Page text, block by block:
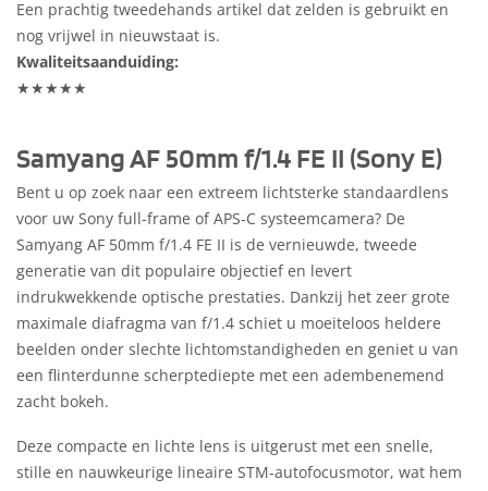
Een prachtig tweedehands artikel dat zelden is gebruikt en
nog vrijwel in nieuwstaat is.
Kwaliteitsaanduiding:
★★★★★
Samyang AF 50mm f/1.4 FE II (Sony E)
Bent u op zoek naar een extreem lichtsterke standaardlens
voor uw Sony full-frame of APS-C systeemcamera? De
Samyang AF 50mm f/1.4 FE II is de vernieuwde, tweede
generatie van dit populaire objectief en levert
indrukwekkende optische prestaties. Dankzij het zeer grote
maximale diafragma van f/1.4 schiet u moeiteloos heldere
beelden onder slechte lichtomstandigheden en geniet u van
een flinterdunne scherptediepte met een adembenemend
zacht bokeh.
Deze compacte en lichte lens is uitgerust met een snelle,
stille en nauwkeurige lineaire STM-autofocusmotor, wat hem